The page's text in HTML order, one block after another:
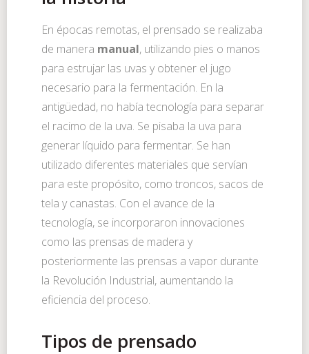
En épocas remotas, el prensado se realizaba
de manera manual, utilizando pies o manos
para estrujar las uvas y obtener el jugo
necesario para la fermentación. En la
antigüedad, no había tecnología para separar
el racimo de la uva. Se pisaba la uva para
generar líquido para fermentar. Se han
utilizado diferentes materiales que servían
para este propósito, como troncos, sacos de
tela y canastas. Con el avance de la
tecnología, se incorporaron innovaciones
como las prensas de madera y
posteriormente las prensas a vapor durante
la Revolución Industrial, aumentando la
eficiencia del proceso.
Tipos de prensado